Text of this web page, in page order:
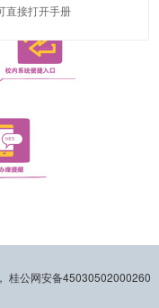
直接打开手册
桂公网安备45030502000260